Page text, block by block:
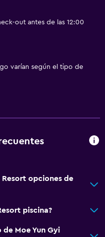
out antes de las 12:00
varían según el tipo de
Resort opciones de
piscina?
Moe Yun Gyi